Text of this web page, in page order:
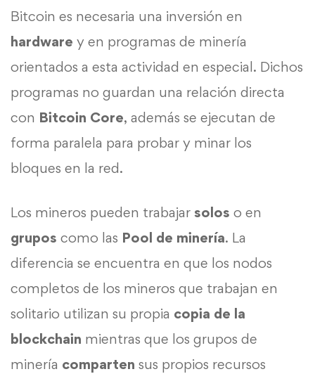
Bitcoin es necesaria una inversión en
hardware y en programas de minería
orientados a esta actividad en especial. Dichos
programas no guardan una relación directa
con Bitcoin Core, además se ejecutan de
forma paralela para probar y minar los
bloques en la red.
Los mineros pueden trabajar solos o en
grupos como las Pool de minería. La
diferencia se encuentra en que los nodos
completos de los mineros que trabajan en
solitario utilizan su propia copia de la
blockchain mientras que los grupos de
minería comparten sus propios recursos